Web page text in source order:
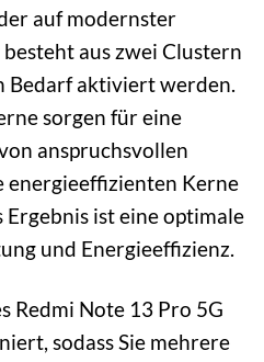
auf modernster
aus zwei Clustern
Bedarf aktiviert werden.
sorgen für eine
anspruchsvollen
energieeffizienten Kerne
Ergebnis ist eine optimale
und Energieeffizienz.
Redmi Note 13 Pro 5G
sodass Sie mehrere